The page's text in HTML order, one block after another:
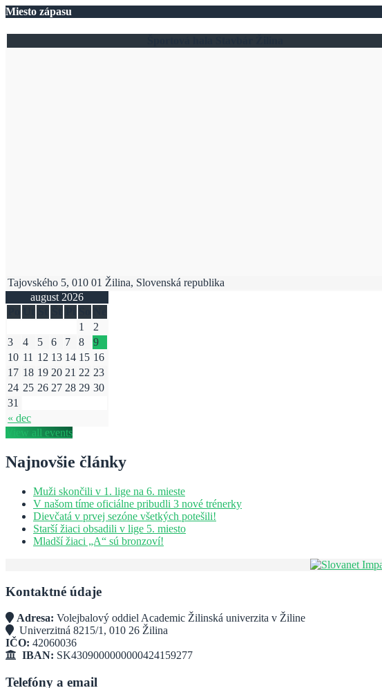
Miesto zápasu
Tajovského 5, 010 01 Žilina, Slovenská republika
august 2026
« dec
1
2
3
4 5 6 7 8
9
10 11 12 13 14 15 16
17 18 19 20 21 22 23
24 25 26 27 28 29 30
31
View all events
Najnovšie články
Muži skončili v 1. lige na 6. mieste
V našom tíme oficiálne pribudli 3 nové trénerky
Dievčatá v prvej sezóne všetkých potešili!
Starší žiaci obsadili v lige 5. miesto
Mladší žiaci „A“ sú bronzoví!
Kontaktné údaje
Adresa: Volejbalový oddiel Academic Žilinská univerzita v Žiline
Univerzitná 8215/1, 010 26 Žilina
IČO: 42060036
IBAN: SK4309000000000424159277
Telefóny a email